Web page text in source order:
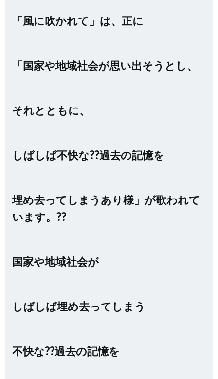
「風に吹かれて」は、正に
「国家や地域社会が思い出そうとし、
それとともに、
しばしば不快な??過去の記憶を
埋め去ってしまうあり様」が歌われて
います。??
国家や地域社会が
しばしば埋め去ってしまう
不快な??過去の記憶を